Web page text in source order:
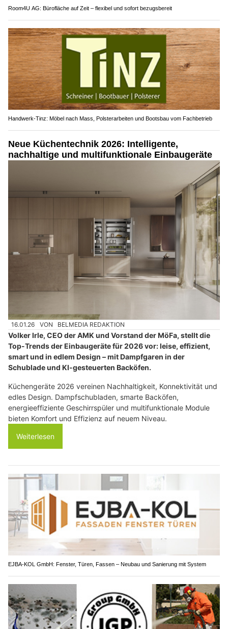
Room4U AG: Bürofläche auf Zeit – flexibel und sofort bezugsbereit
Handwerk-Tinz: Möbel nach Mass, Polsterarbeiten und Bootsbau vom Fachbetrieb
Neue Küchentechnik 2026: Intelligente,
nachhaltige und multifunktionale Einbaugeräte
16.01.26 VON BELMEDIA REDAKTION
Volker Irle, CEO der AMK und Vorstand der MöFa, stellt die
Top-Trends der Einbaugeräte für 2026 vor: leise, effizient,
smart und in edlem Design – mit Dampfgaren in der
Schublade und KI-gesteuerten Backöfen.
Küchengeräte 2026 vereinen Nachhaltigkeit, Konnektivität und
edles Design. Dampfschubladen, smarte Backöfen,
energieeffiziente Geschirrspüler und multifunktionale Module
bieten Komfort und Effizienz auf neuem Niveau.
Weiterlesen
EJBA-KOL GmbH: Fenster, Türen, Fassen – Neubau und Sanierung mit System